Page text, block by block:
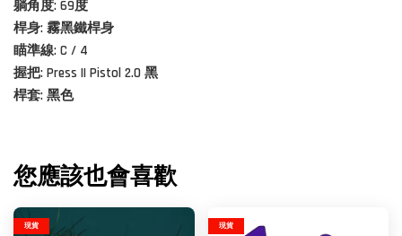
躺角度: 69度
桿身: 霧黑鐵桿身
瞄準線: C / 4
握把: Press II Pistol 2.0 黑
桿套: 黑色
您應該也會喜歡
現貨 現貨